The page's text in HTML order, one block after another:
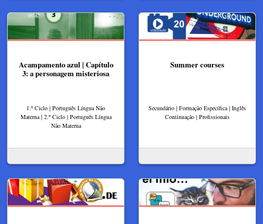
Acampamento azul | Capítulo
3: a personagem misteriosa
1.º Ciclo | Português Língua Não
Materna | 2.º Ciclo | Português Língua
Não Materna
Summer courses
Secundário | Formação Específica | Inglês
Continuação | Profissionais